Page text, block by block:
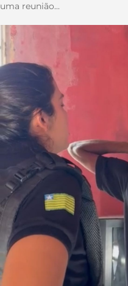
uma reunião...